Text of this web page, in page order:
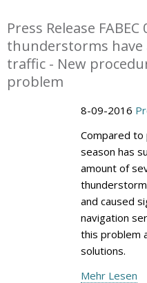
Press Release
thunderstorms
traffic - New
problem
8-09-2016
Compared
season has
amount of
and caused
navigation
this problem
solutions.
Mehr Lesen